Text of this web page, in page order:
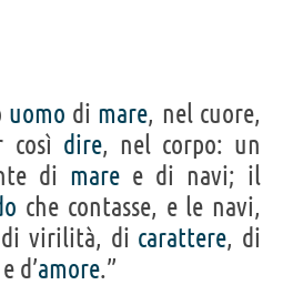
uomo di mare, nel cuore,
così dire, nel corpo: un
di mare e di navi; il
che contasse, e le navi,
virilità, di carattere, di
d’amore.”